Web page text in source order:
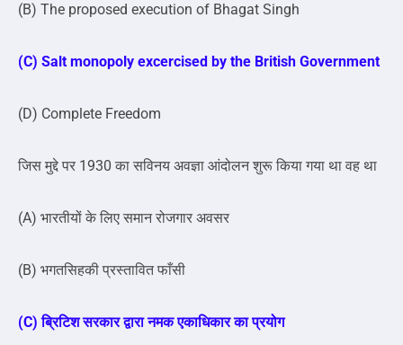
(B) The proposed execution of Bhagat Singh
(C) Salt monopoly excercised by the British Government
(D) Complete Freedom
जिस मुद्दे पर 1930 का सविनय अवज्ञा आंदोलन शुरू किया गया था वह था
(A) भारतीयों के लिए समान रोजगार अवसर
(B) भगतसिहकी प्रस्तावित फाँसी
(C) ब्रिटिश सरकार द्वारा नमक एकाधिकार का प्रयोग